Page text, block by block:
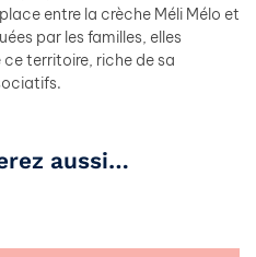
entre la crèche Méli Mélo et
par les familles, elles
territoire, riche de sa
aussi…